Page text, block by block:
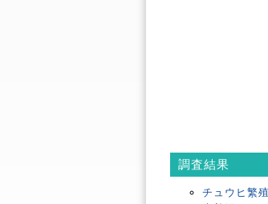
調査結果
チュウヒ繁